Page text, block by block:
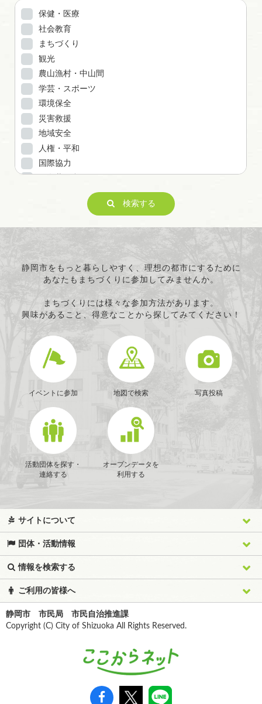
保健・医療
社会教育
まちづくり
観光
農山漁村・中山間
学芸・スポーツ
環境保全
災害救援
地域安全
人権・平和
国際協力
子どもの健全育成
消費者保護
連絡・助言・援助
条例で定める活動
検索する
静岡市をもっと暮らしやすく、理想の都市にするために
あなたもまちづくりに参加してみませんか。
まちづくりには様々な参加方法があります。
興味があること、得意なことから探してみてください！
イベントに参加 地図で検索 写真投稿
活動団体を探す・
連絡する
オープンデータを
利用する
サイトについて
団体・活動情報
情報を検索する
ご利用の皆様へ
静岡市 市民局 市民自治推進課
Copyright (C) City of Shizuoka All Rights Reserved.